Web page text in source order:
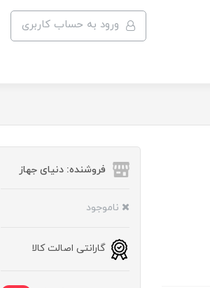
ورود به حساب کاربری
فروشنده: دنیای جهاز
ناموجود
گارانتی اصالت کالا